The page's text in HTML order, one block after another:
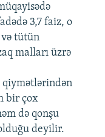
3,7 faiz, o
tütün
malları üzrə
qiymətlərindən
bir çox
də qonşu
deyilir.